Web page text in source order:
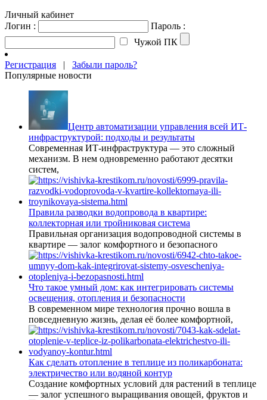
Личный кабинет
Логин :
Пароль :
Чужой ПК
Регистрация | Забыли пароль?
Популярные новости
Центр автоматизации управления всей ИТ-
инфраструктурой: подходы и результаты
Современная ИТ-инфраструктура — это сложный
механизм. В нем одновременно работают десятки
систем,
Правила разводки водопровода в квартире:
коллекторная или тройниковая система
Правильная организация водопроводной системы в
квартире — залог комфортного и безопасного
Что такое умный дом: как интегрировать системы
освещения, отопления и безопасности
В современном мире технология прочно вошла в
повседневную жизнь, делая её более комфортной,
Как сделать отопление в теплице из поликарбоната:
электричество или водяной контур
Создание комфортных условий для растений в теплице
— залог успешного выращивания овощей, фруктов и